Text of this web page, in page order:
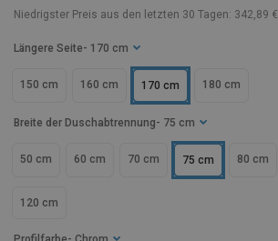
Niedrigster Preis aus den letzten 30 Tagen: 342,89 €
Längere Seite - 170 cm
150 cm 160 cm 170 cm 180 cm
Breite der Duschabtrennung - 75 cm
50 cm 60 cm 70 cm 75 cm 80 cm
120 cm